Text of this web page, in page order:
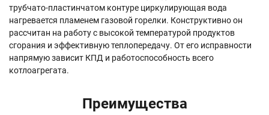
трубчато-пластинчатом контуре циркулирующая вода
нагревается пламенем газовой горелки. Конструктивно он
рассчитан на работу с высокой температурой продуктов
сгорания и эффективную теплопередачу. От его исправности
напрямую зависит КПД и работоспособность всего
котлоагрегата.
Преимущества